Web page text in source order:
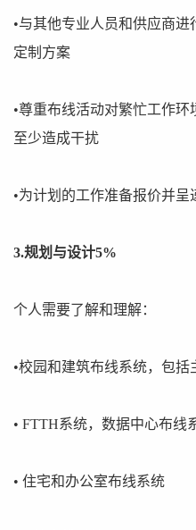
•与其他专业人员和供应商
定制方案
•尊重布线活动对繁忙工作环
至少造成干扰
•为计划的工作准备报价并呈
3.规划与设计5%
个人需要了解和理解：
•校园和建筑布线系统，包括
• FTTH系统，数据中心布线
• 住宅和办公室布线系统